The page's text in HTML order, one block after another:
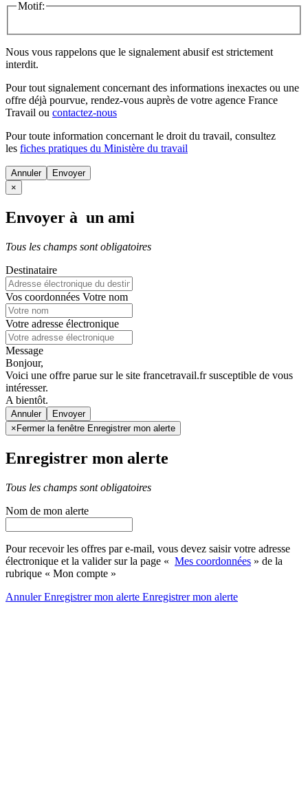
Motif:
Nous vous rappelons que le signalement abusif est strictement
interdit.
Pour tout signalement concernant des informations inexactes ou une
offre déjà pourvue, rendez-vous auprès de votre agence France
Travail ou contactez-nous
Pour toute information concernant le droit du travail, consultez
les fiches pratiques du Ministère du travail
Annuler
×
Envoyer à un ami
Tous les champs sont obligatoires
Destinataire
Vos coordonnées Votre nom
Votre adresse électronique
Message
Bonjour,
Voici une offre parue sur le site francetravail.fr susceptible de vous
intéresser.
A bientôt.
Annuler
× Fermer la fenêtre Enregistrer mon alerte
Enregistrer mon alerte
Tous les champs sont obligatoires
Nom de mon alerte
Pour recevoir les offres par e-mail, vous devez saisir votre adresse
électronique et la valider sur la page « Mes coordonnées » de la
rubrique « Mon compte »
AnnulerEnregistrer mon alerte Enregistrermon alerte